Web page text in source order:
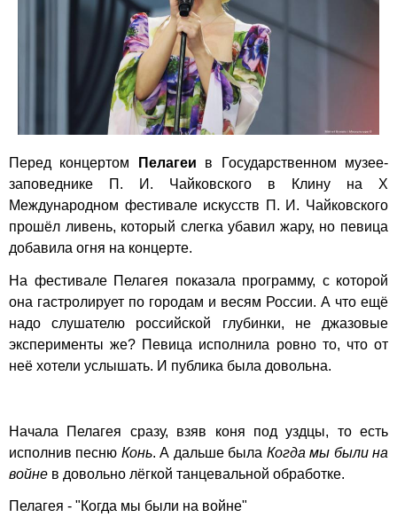
Перед концертом Пелагеи в Государственном музее-
заповеднике П. И. Чайковского в Клину на Х
Международном фестивале искусств П. И. Чайковского
прошёл ливень, который слегка убавил жару, но певица
добавила огня на концерте.
На фестивале Пелагея показала программу, с которой
она гастролирует по городам и весям России. А что ещё
надо слушателю российской глубинки, не джазовые
эксперименты же? Певица исполнила ровно то, что от
неё хотели услышать. И публика была довольна.
Начала Пелагея сразу, взяв коня под уздцы, то есть
исполнив песню Конь. А дальше была Когда мы были на
войне в довольно лёгкой танцевальной обработке.
Пелагея - "Когда мы были на войне"